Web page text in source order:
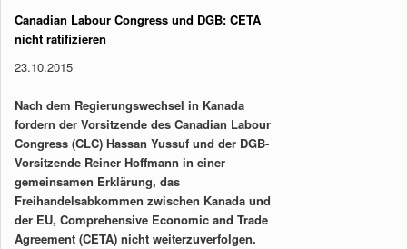
Canadian Labour Congress und DGB: CETA
nicht ratifizieren
23.10.2015
Nach dem Regierungswechsel in Kanada
fordern der Vorsitzende des Canadian Labour
Congress (CLC) Hassan Yussuf und der DGB-
Vorsitzende Reiner Hoffmann in einer
gemeinsamen Erklärung, das
Freihandelsabkommen zwischen Kanada und
der EU, Comprehensive Economic and Trade
Agreement (CETA) nicht weiterzuverfolgen.